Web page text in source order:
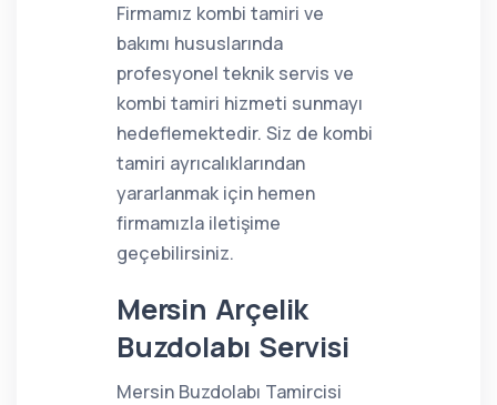
Firmamız kombi tamiri ve
bakımı hususlarında
profesyonel teknik servis ve
kombi tamiri hizmeti sunmayı
hedeflemektedir. Siz de kombi
tamiri ayrıcalıklarından
yararlanmak için hemen
firmamızla iletişime
geçebilirsiniz.
Mersin Arçelik
Buzdolabı Servisi
Mersin Buzdolabı Tamircisi